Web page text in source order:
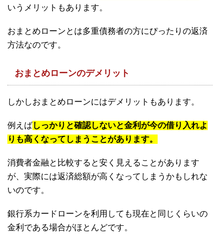
いうメリットもあります。
おまとめローンとは多重債務者の方にぴったりの返済
方法なのです。
おまとめローンのデメリット
しかしおまとめローンにはデメリットもあります。
例えばしっかりと確認しないと金利が今の借り入れよ
りも高くなってしまうことがあります。
消費者金融と比較すると安く見えることがあります
が、実際には返済総額が高くなってしまうかもしれな
いのです。
銀行系カードローンを利用しても現在と同じくらいの
金利である場合がほとんどです。